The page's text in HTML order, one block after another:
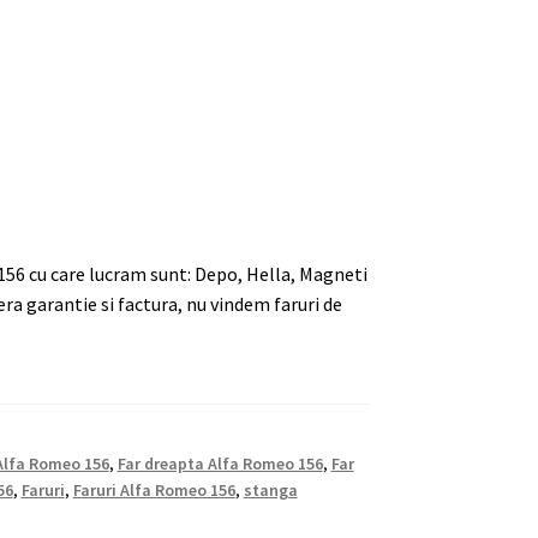
cu care lucram sunt: Depo, Hella, Magneti
garantie si factura, nu vindem faruri de
Romeo 156, Far dreapta Alfa Romeo 156, Far
, Faruri, Faruri Alfa Romeo 156, stanga